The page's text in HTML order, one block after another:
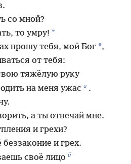
со мной?
то умру! *
прошу тебя, мой Бог *,
от тебя:
тяжёлую руку
на меня ужас и .
а ты отвечай мне.
и грехи?
и грех.
своё лицо й